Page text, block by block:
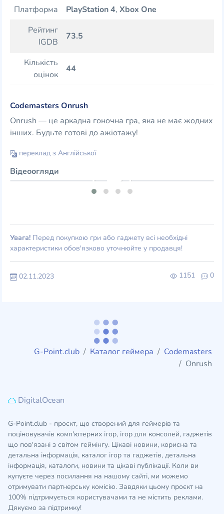
Платформа PlayStation 4, Xbox One
Рейтинг
IGDB
73.5
Кількість
оцінок
44
Codemasters Onrush
Onrush — це аркадна гоночна гра, яка не має жодних
інших. Будьте готові до ажіотажу!
переклад з Англійської
Відеоогляди
Увага! Перед покупкою гри або гаджету всі необхідні
характеристики обов'язково уточнюйте у продавця!
1151 0
02.11.2023
G-Point.club Каталог геймера
Codemasters
Onrush
DigitalOcean
G-Point.club - проєкт, що створений для геймерів та
поціновувачів комп'ютерних ігор, ігор для консолей, гаджетів
що пов'язані з світом геймінгу. Цікаві новини, корисна та
детальна інформація, каталог ігор та гаджетів, детальна
інформація, каталоги, новини та цікаві публікації. Коли ви
купуєте через посилання на нашому сайті, ми можемо
отримувати партнерську комісію. Завдяки цьому проєкт на
100% підтримується користувачами та не містить реклами.
Дякуємо за підтримку!